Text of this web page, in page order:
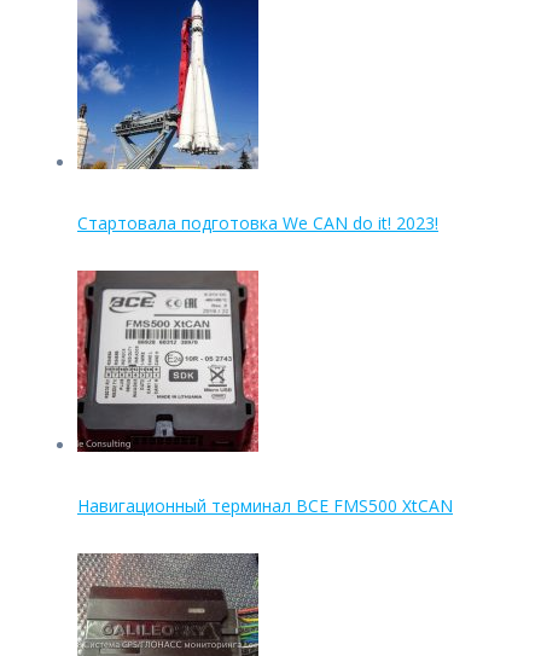
Стартовала подготовка We CAN do it! 2023!
Навигационный терминал BCE FMS500 XtCAN